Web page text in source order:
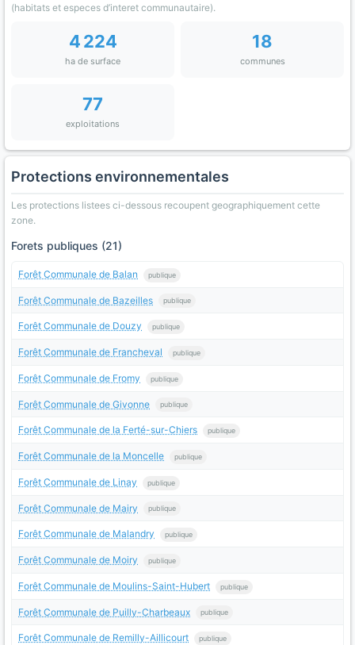
(habitats et especes d’interet communautaire).
4 224
ha de surface
18
communes
77
exploitations
Protections environnementales
Les protections listees ci-dessous recoupent geographiquement cette
zone.
Forets publiques (21)
Forêt Communale de Balan publique
Forêt Communale de Bazeilles publique
Forêt Communale de Douzy publique
Forêt Communale de Francheval publique
Forêt Communale de Fromy publique
Forêt Communale de Givonne publique
Forêt Communale de la Ferté-sur-Chiers publique
Forêt Communale de la Moncelle publique
Forêt Communale de Linay publique
Forêt Communale de Mairy publique
Forêt Communale de Malandry publique
Forêt Communale de Moiry publique
Forêt Communale de Moulins-Saint-Hubert publique
Forêt Communale de Puilly-Charbeaux publique
Forêt Communale de Remilly-Aillicourt publique